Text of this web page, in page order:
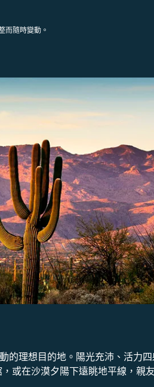
而隨時變動。
理想目的地。陽光充沛、活力
或在沙漠夕陽下遠眺地平線，親